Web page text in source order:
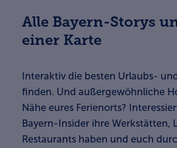
Alle Bayern-Storys
einer Karte
Interaktiv die besten Urlaubs-
finden. Und außergewöhnliche
Nähe eures Ferienorts?
Bayern-Insider ihre Werkstätten,
Restaurants haben und euch